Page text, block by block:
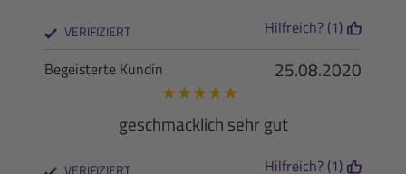
VERIFIZIERT Hilfreich? (1)
25.08.2020
Begeisterte Kundin
★★★★★
geschmacklich sehr gut
VERIFIZIERT Hilfreich? (1)